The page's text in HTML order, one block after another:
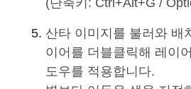
(단축키: Ctrl+Alt+G /
산타 이미지를 불러와 배
이어를 더블클릭해 레이
도우를 적용합니다.